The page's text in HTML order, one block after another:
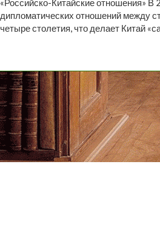
«Российско-Китайские отношения» В
дипломатических отношений между
четыре столетия, что делает Китай